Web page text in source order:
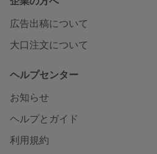
広告出稿について
大口注文について
ヘルプセンター
お知らせ
ヘルプとガイド
利用規約